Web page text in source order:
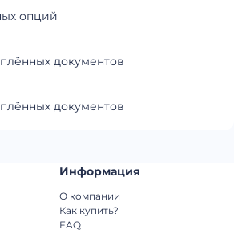
опций
документов
документов
Информация
О компании
Как купить?
FAQ